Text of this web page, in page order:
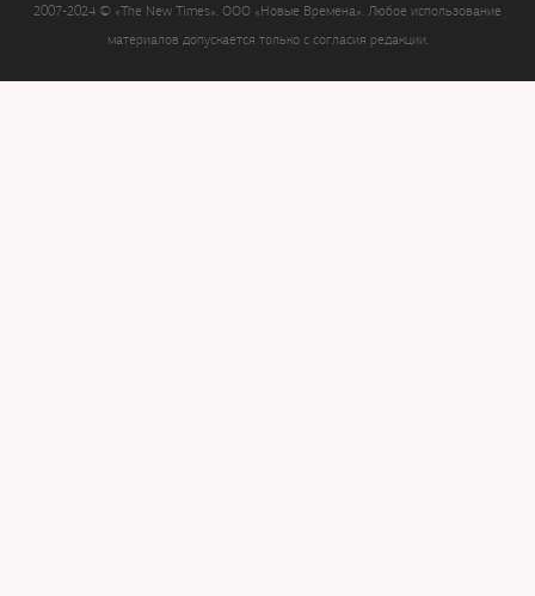
2007-2024 © «The New Times». ООО «Новые Времена». Любое использование
материалов допускается только с согласия редакции.